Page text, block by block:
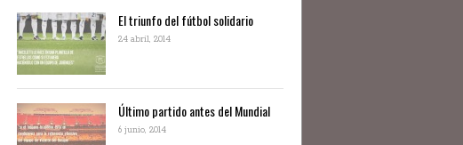
El triunfo del fútbol solidario
24 abril, 2014
Último partido antes del Mundial
6 junio, 2014